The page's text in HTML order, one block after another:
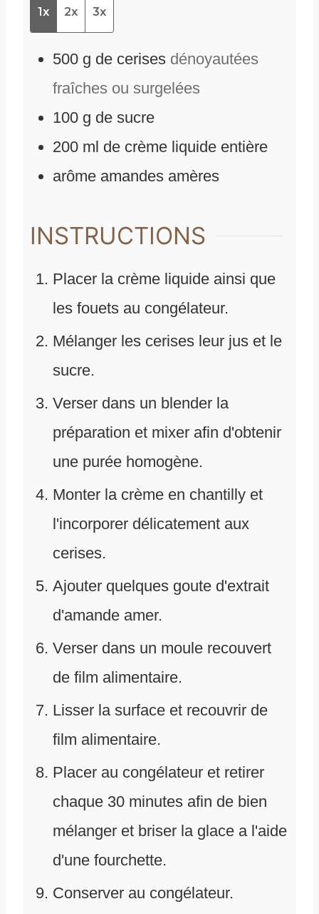
1x 2x 3x
500 g de cerises dénoyautées
fraîches ou surgelées
100 g de sucre
200 ml de crème liquide entière
arôme amandes amères
INSTRUCTIONS
Placer la crème liquide ainsi que
les fouets au congélateur.
Mélanger les cerises leur jus et le
sucre.
Verser dans un blender la
préparation et mixer afin d'obtenir
une purée homogène.
Monter la crème en chantilly et
l'incorporer délicatement aux
cerises.
Ajouter quelques goute d'extrait
d'amande amer.
Verser dans un moule recouvert
de film alimentaire.
Lisser la surface et recouvrir de
film alimentaire.
Placer au congélateur et retirer
chaque 30 minutes afin de bien
mélanger et briser la glace a l'aide
d'une fourchette.
Conserver au congélateur.